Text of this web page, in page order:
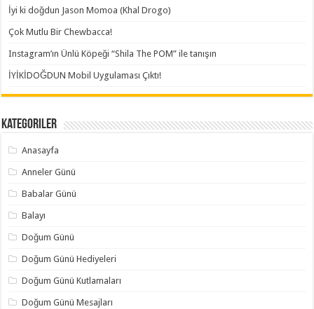
İyi ki doğdun Jason Momoa (Khal Drogo)
Çok Mutlu Bir Chewbacca!
Instagram’ın Ünlü Köpeği “Shila The POM” ile tanışın
İYİKİDOĞDUN Mobil Uygulaması Çıktı!
Kategoriler
Anasayfa
Anneler Günü
Babalar Günü
Balayı
Doğum Günü
Doğum Günü Hediyeleri
Doğum Günü Kutlamaları
Doğum Günü Mesajları